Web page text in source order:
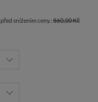
snížením ceny.: 860,00 Kč